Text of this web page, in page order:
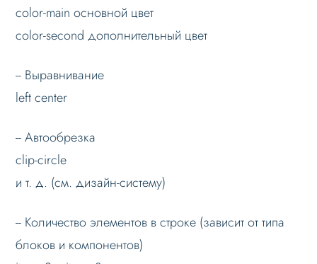
color-main основной цвет
color-second дополнительный цвет
-- Выравнивание
left center
-- Автообрезка
clip-circle
и т. д. (см. дизайн-систему)
-- Количество элементов в строке (зависит от типа
блоков и компонентов)